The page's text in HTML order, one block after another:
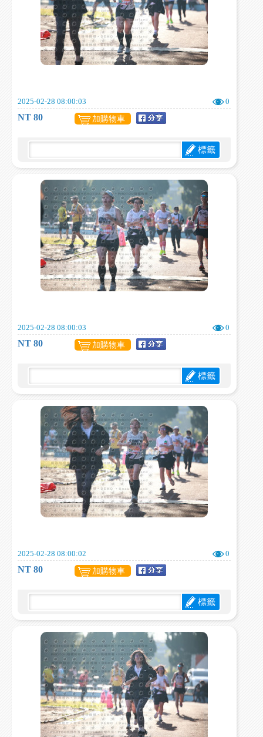
2025-02-28 08:00:03 0
NT 80 加購物車
標籤
2025-02-28 08:00:03 0
NT 80 加購物車
標籤
2025-02-28 08:00:02 0
NT 80 加購物車
標籤